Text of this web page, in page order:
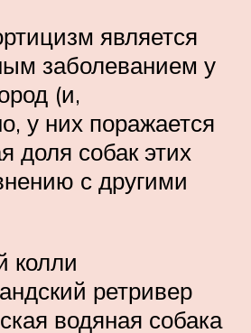
является
заболеванием у
(и,
у них поражается
доля собак этих
с другими
колли
ретривер
водяная собака